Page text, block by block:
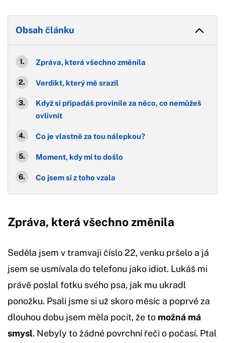
Obsah článku
Zpráva, která všechno změnila
Verdikt, který mě srazil
Když si připadáš provinile za něco, co nemůžeš
ovlivnit
Co je vlastně za tou nálepkou?
Moment, kdy mi to došlo
Co jsem si z toho vzala
Zpráva, která všechno změnila
Seděla jsem v tramvaji číslo 22, venku pršelo a já
jsem se usmívala do telefonu jako idiot. Lukáš mi
právě poslal fotku svého psa, jak mu ukradl
ponožku. Psali jsme si už skoro měsíc a poprvé za
dlouhou dobu jsem měla pocit, že to možná má
smysl. Nebyly to žádné povrchní řeči o počasí. Ptal